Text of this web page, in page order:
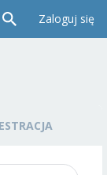
Zaloguj się